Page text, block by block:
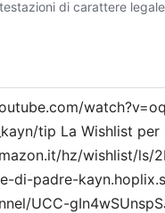
tip La Wishlist
hz/wishlist/ls/
di-padre-
UCC-